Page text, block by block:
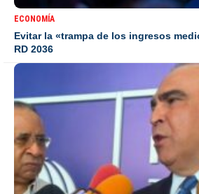
ECONOMÍA
Evitar la «trampa de los ingresos
RD 2036